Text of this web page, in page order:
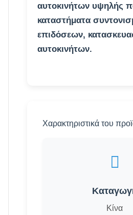
αυτοκινήτων υψηλής
καταστήματα
επιδόσεων,
αυτοκινήτων.
Χαρακτηριστικά του
Κίνα